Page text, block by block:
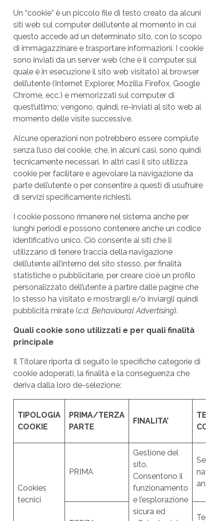
Un “cookie” è un piccolo file di testo creato da alcuni
siti web sul computer dell’utente al momento in cui
questo accede ad un determinato sito, con lo scopo
di immagazzinare e trasportare informazioni. I cookie
sono inviati da un server web (che è il computer sul
quale è in esecuzione il sito web visitato) al browser
dell’utente (Internet Explorer, Mozilla Firefox, Google
Chrome, ecc.) e memorizzati sul computer di
quest’ultimo; vengono, quindi, re-inviati al sito web al
momento delle visite successive.
Alcune operazioni non potrebbero essere compiute
senza l’uso dei cookie, che, in alcuni casi, sono quindi
tecnicamente necessari. In altri casi il sito utilizza
cookie per facilitare e agevolare la navigazione da
parte dell’utente o per consentire a questi di usufruire
di servizi specificamente richiesti.
I cookie possono rimanere nel sistema anche per
lunghi periodi e possono contenere anche un codice
identificativo unico. Ciò consente ai siti che li
utilizzano di tenere traccia della navigazione
dell’utente all’interno del sito stesso, per finalità
statistiche o pubblicitarie, per creare cioè un profilo
personalizzato dell’utente a partire dalle pagine che
lo stesso ha visitato e mostrargli e/o inviargli quindi
pubblicità mirate (c.d. Behavioural Advertising).
Quali cookie sono utilizzati e per quali finalità
principale
Il Titolare riporta di seguito le specifiche categorie di
cookie adoperati, la finalità e la conseguenza che
deriva dalla loro de-selezione:
TIPOLOGIA
COOKIE
PRIMA/TERZA
PARTE
FINALITA’
Cookies
tecnici
PRIMA
Gestione del
sito.
Consentono il
funzionamento
e l’esplorazione
sicura ed
anno